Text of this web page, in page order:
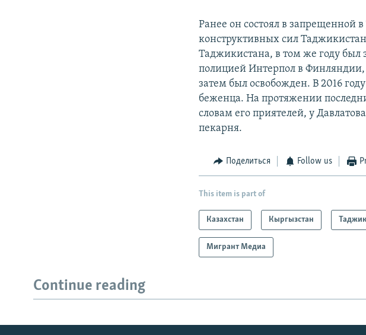
Ранее он состоял в запрещенной
конструктивных сил
Таджикистана, в том же году
полицией Интерпол в Финляндии,
затем был освобожден. В 2016
беженца. На протяжении
словам его приятелей, у
пекарня.
Поделиться Follow us
This item is part of
Казахстан Кыргызстан
Мигрант Медиа
Continue reading